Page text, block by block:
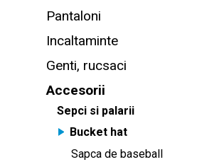
Pantaloni
Incaltaminte
Genti, rucsaci
Accesorii
Sepci si palarii
Bucket hat
Sapca de baseball